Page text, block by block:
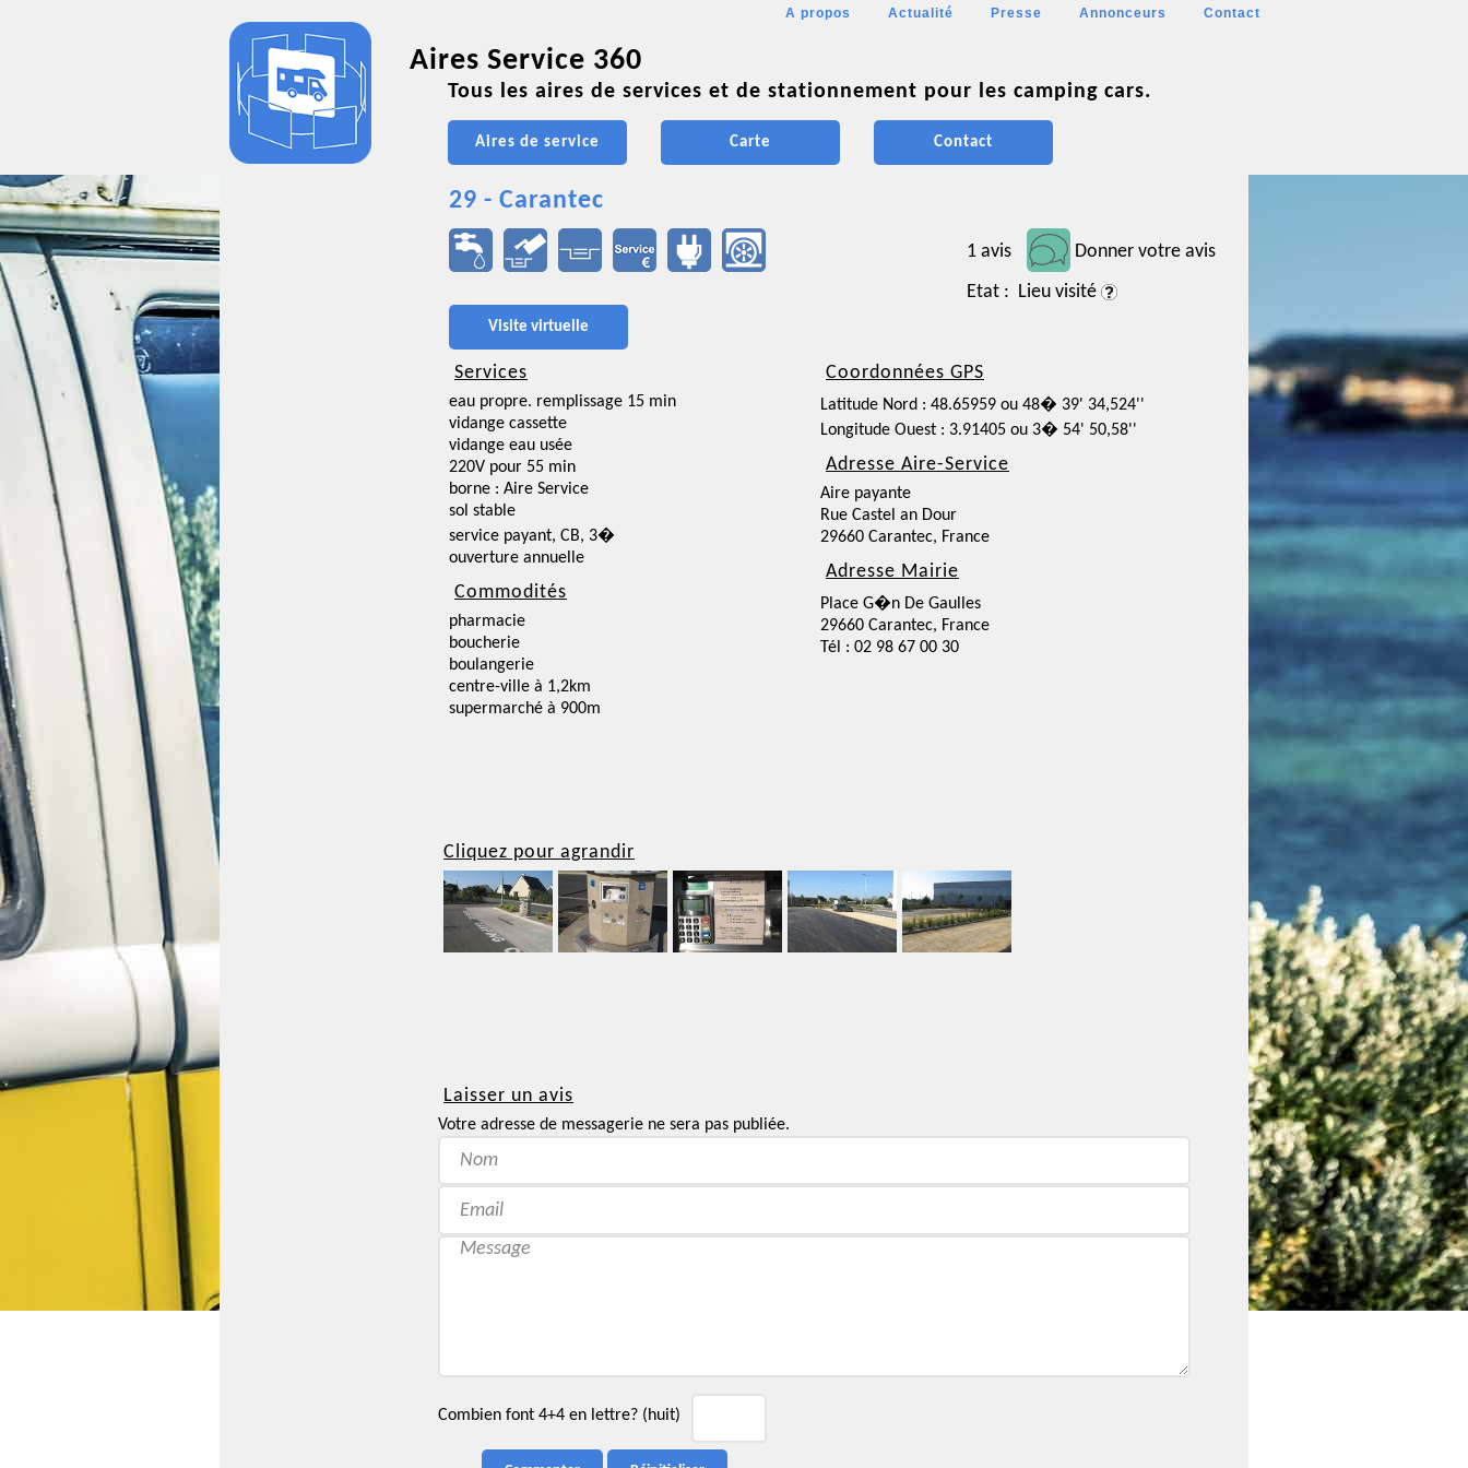
A propos Actualité Presse Annonceurs Contact
Aires Service 360
Tous les aires de services et de stationnement pour les camping cars.
Aires de service Carte Contact
29 - Carantec
1 avis
Donner votre avis
Etat : Lieu visité
Visite virtuelle
Services
eau propre. remplissage 15 min
vidange cassette
vidange eau usée
220V pour 55 min
borne : Aire Service
sol stable
service payant, CB, 3�
ouverture annuelle
Commodités
pharmacie
boucherie
boulangerie
centre-ville à 1,2km
supermarché à 900m
Coordonnées GPS
Latitude Nord : 48.65959 ou 48� 39' 34,524''
Longitude Ouest : 3.91405 ou 3� 54' 50,58''
Adresse Aire-Service
Aire payante
Rue Castel an Dour
29660 Carantec, France
Adresse Mairie
Place G�n De Gaulles
29660 Carantec, France
Tél : 02 98 67 00 30
Cliquez pour agrandir
Laisser un avis
Votre adresse de messagerie ne sera pas publiée.
Combien font 4+4 en lettre? (huit)